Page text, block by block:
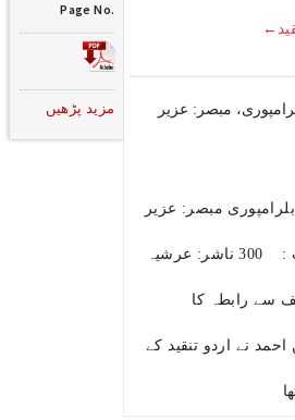
مبصر: عزیر
مبصر: عزیر
اسرائیل صفحات: 266 قیمت : 300 ناشر: عرشیہ
سے رابطہ کا
کلیم الدین احمد نے اردو تنقید کے
Page No.
مزید پڑھیں